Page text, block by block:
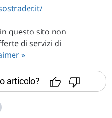
questo sito non
di servizi di
»
articolo?